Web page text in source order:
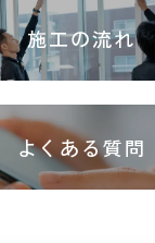
施工の流れ
よくある質問